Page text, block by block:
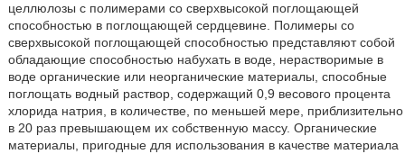
целлюлозы с полимерами со сверхвысокой поглощающей
способностью в поглощающей сердцевине. Полимеры со
сверхвысокой поглощающей способностью представляют собой
обладающие способностью набухать в воде, нерастворимые в
воде органические или неорганические материалы, способные
поглощать водный раствор, содержащий 0,9 весового процента
хлорида натрия, в количестве, по меньшей мере, приблизительно
в 20 раз превышающем их собственную массу. Органические
материалы, пригодные для использования в качестве материала